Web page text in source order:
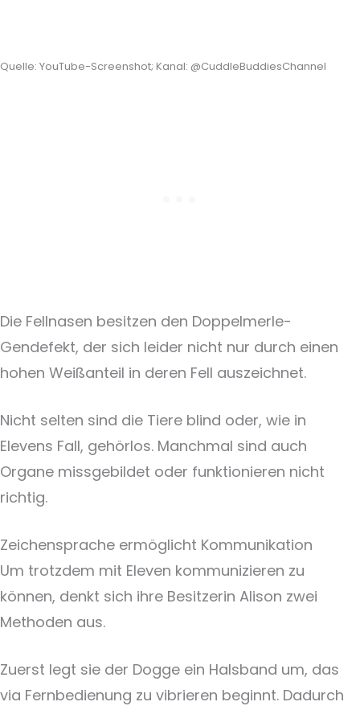
Quelle: YouTube-Screenshot; Kanal: @CuddleBuddiesChannel
Die Fellnasen besitzen den Doppelmerle-
Gendefekt, der sich leider nicht nur durch einen
hohen Weißanteil in deren Fell auszeichnet.
Nicht selten sind die Tiere blind oder, wie in
Elevens Fall, gehörlos. Manchmal sind auch
Organe missgebildet oder funktionieren nicht
richtig.
Zeichensprache ermöglicht Kommunikation
Um trotzdem mit Eleven kommunizieren zu
können, denkt sich ihre Besitzerin Alison zwei
Methoden aus.
Zuerst legt sie der Dogge ein Halsband um, das
via Fernbedienung zu vibrieren beginnt. Dadurch